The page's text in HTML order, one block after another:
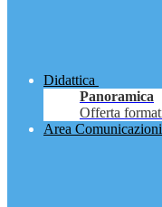
Didattica
Panoramica
Offerta
Area Comunicazioni